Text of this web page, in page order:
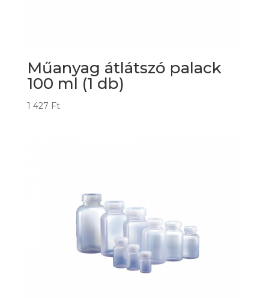
Műanyag átlátszó palack
100 ml (1 db)
1 427 Ft